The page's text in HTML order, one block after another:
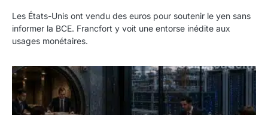
Les États-Unis ont vendu des euros pour soutenir le yen sans
informer la BCE. Francfort y voit une entorse inédite aux
usages monétaires.
Jane Street négocie le transfert de 11 milliards de